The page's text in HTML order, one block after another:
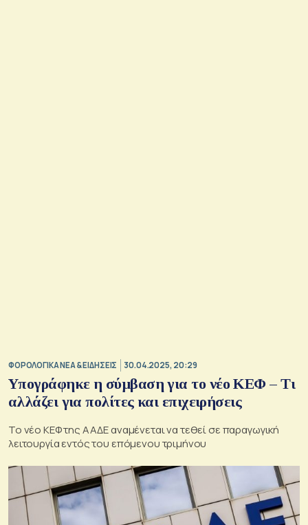
ΦΟΡΟΛΟΓΙΚΑ ΝΕΑ & EΙΔΗΣΕΙΣ 30.04.2025, 20:29
Υπογράφηκε η σύμβαση για το νέο ΚΕΦ – Τι
αλλάζει για πολίτες και επιχειρήσεις
Το νέο ΚΕΦ της ΑΑΔΕ αναμένεται να τεθεί σε παραγωγική
λειτουργία εντός του επόμενου τριμήνου